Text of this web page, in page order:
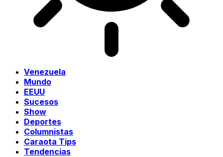
Venezuela
Mundo
EEUU
Sucesos
Show
Deportes
Columnistas
Caraota Tips
Tendencias